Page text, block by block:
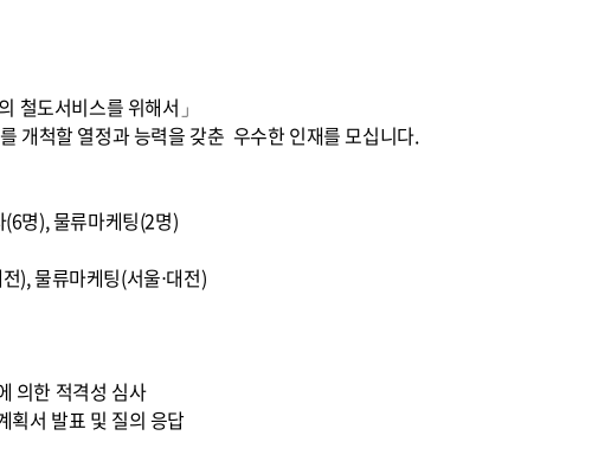
철도서비스를 위해서」
개척할 열정과 능력을 갖춘 우수한 인재를 모십니다.
명), 물류마케팅(2명)
), 물류마케팅(서울⋅대전)
의한 적격성 심사
획서 발표 및 질의 응답